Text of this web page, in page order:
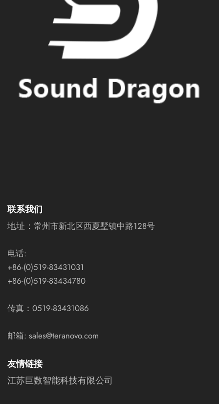
联系我们
地址： 常州市新北区西夏墅镇中路128号
电话:
+86-(0)519-83431031
+86-(0)519-83434780
传真：0519-83431086
邮箱: sales@teranovo.com
友情链接
江苏巨数智能科技有限公司